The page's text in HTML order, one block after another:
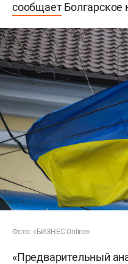
сообщаетБолгарское
Фото: «БИЗНЕС Online»
«Предварительный